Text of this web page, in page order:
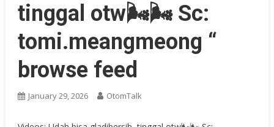
tinggal otw🌬🌬 Sc:
tomi.meangmeong “
browse feed
January 29, 2026 OtomTalk